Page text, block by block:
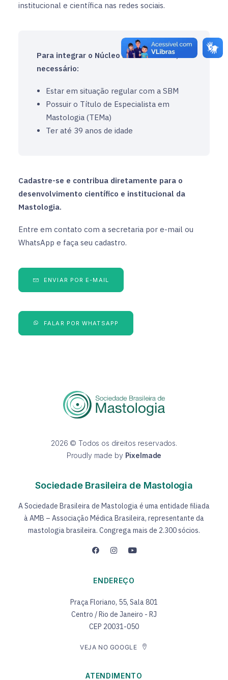
institucional e científica nas redes sociais.
Para integrar o Núcleo Jovem da SBM, é
necessário:
Estar em situação regular com a SBM
Possuir o Título de Especialista em
Mastologia (TEMa)
Ter até 39 anos de idade
Cadastre-se e contribua diretamente para o
desenvolvimento científico e institucional da
Mastologia.
Entre em contato com a secretaria por e-mail ou
WhatsApp e faça seu cadastro.
ENVIAR POR E-MAIL
FALAR POR WHATSAPP
2026 © Todos os direitos reservados.
Proudly made by Pixelmade
Sociedade Brasileira de Mastologia
A Sociedade Brasileira de Mastologia é uma entidade filiada
à AMB – Associação Médica Brasileira, representante da
mastologia brasileira. Congrega mais de 2.300 sócios.
ENDEREÇO
Praça Floriano, 55, Sala 801
Centro / Rio de Janeiro - RJ
CEP 20031-050
VEJA NO GOOGLE
ATENDIMENTO